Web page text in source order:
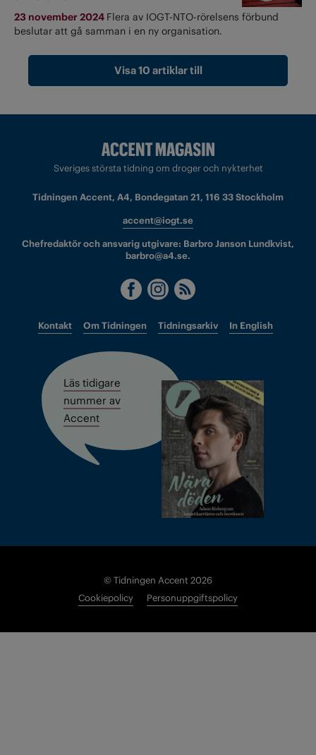
23 november 2024 Flera av IOGT-NTO-rörelsens förbund
beslutar att gå samman i en ny organisation.
Visa 10 artiklar till
Sveriges största tidning om droger och nykterhet
Tidningen Accent, A4, Bondegatan 21, 116 33 Stockholm
accent@iogt.se
Chefredaktör och ansvarig utgivare: Barbro Janson Lundkvist,
barbro@a4.se.
Kontakt Om Tidningen Tidningsarkiv In English
Läs tidigare
nummer av
Accent
© Tidningen Accent 2026
Cookiepolicy
Personuppgiftspolicy